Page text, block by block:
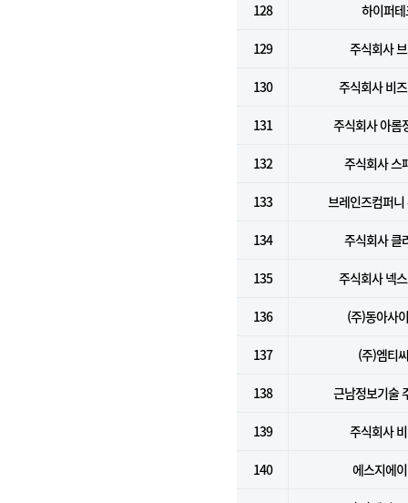
128 하이퍼
129 주식회사
130 주식회사 비
131 주식회사 아롬
132 주식회사 스
133 브레인즈컴퍼니
134 주식회사 클
135 주식회사 넥
136 (주)동아사
137 (주)엠티
138 근남정보기술
139 주식회사
140 에스지에